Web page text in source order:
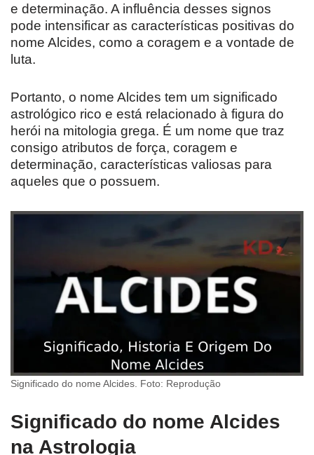
e determinação. A influência desses signos
pode intensificar as características positivas do
nome Alcides, como a coragem e a vontade de
luta.
Portanto, o nome Alcides tem um significado
astrológico rico e está relacionado à figura do
herói na mitologia grega. É um nome que traz
consigo atributos de força, coragem e
determinação, características valiosas para
aqueles que o possuem.
Significado do nome Alcides. Foto: Reprodução
Significado do nome Alcides
na Astrologia